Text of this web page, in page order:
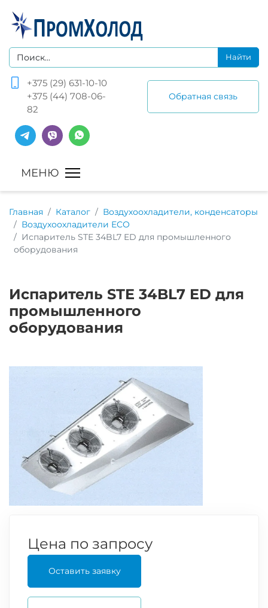
+375 (29) 631-10-10
+375 (44) 708-06-
82
Обратная связь
Главная Каталог
Воздухоохладители, конденсаторы
Воздухоохладители ECO
Испаритель STE 34BL7 ED для промышленного
оборудования
Испаритель STE 34BL7 ED для
промышленного
оборудования
Цена по запросу
Оставить заявку